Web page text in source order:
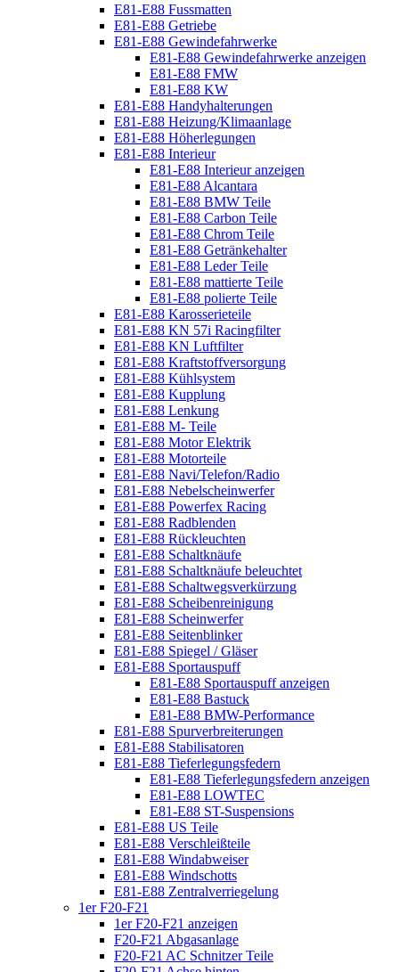
E81-E88 Fussmatten
E81-E88 Getriebe
E81-E88 Gewindefahrwerke
E81-E88 Gewindefahrwerke anzeigen
E81-E88 FMW
E81-E88 KW
E81-E88 Handyhalterungen
E81-E88 Heizung/Klimaanlage
E81-E88 Höherlegungen
E81-E88 Interieur
E81-E88 Interieur anzeigen
E81-E88 Alcantara
E81-E88 BMW Teile
E81-E88 Carbon Teile
E81-E88 Chrom Teile
E81-E88 Getränkehalter
E81-E88 Leder Teile
E81-E88 mattierte Teile
E81-E88 polierte Teile
E81-E88 Karosserieteile
E81-E88 KN 57i Racingfilter
E81-E88 KN Luftfilter
E81-E88 Kraftstoffversorgung
E81-E88 Kühlsystem
E81-E88 Kupplung
E81-E88 Lenkung
E81-E88 M- Teile
E81-E88 Motor Elektrik
E81-E88 Motorteile
E81-E88 Navi/Telefon/Radio
E81-E88 Nebelscheinwerfer
E81-E88 Powerfex Racing
E81-E88 Radblenden
E81-E88 Rückleuchten
E81-E88 Schaltknäufe
E81-E88 Schaltknäufe beleuchtet
E81-E88 Schaltwegsverkürzung
E81-E88 Scheibenreinigung
E81-E88 Scheinwerfer
E81-E88 Seitenblinker
E81-E88 Spiegel / Gläser
E81-E88 Sportauspuff
E81-E88 Sportauspuff anzeigen
E81-E88 Bastuck
E81-E88 BMW-Performance
E81-E88 Spurverbreiterungen
E81-E88 Stabilisatoren
E81-E88 Tieferlegungsfedern
E81-E88 Tieferlegungsfedern anzeigen
E81-E88 LOWTEC
E81-E88 ST-Suspensions
E81-E88 US Teile
E81-E88 Verschleißteile
E81-E88 Windabweiser
E81-E88 Windschotts
E81-E88 Zentralverriegelung
1er F20-F21
1er F20-F21 anzeigen
F20-F21 Abgasanlage
F20-F21 AC Schnitzer Teile